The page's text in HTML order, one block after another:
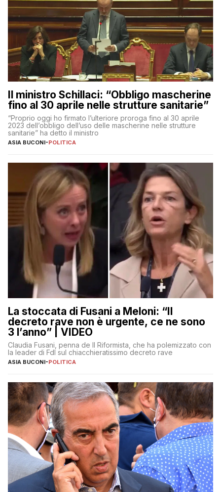
Il ministro Schillaci: “Obbligo mascherine
fino al 30 aprile nelle strutture sanitarie”
“Proprio oggi ho firmato l’ulteriore proroga fino al 30 aprile
2023 dell’obbligo dell’uso delle mascherine nelle strutture
sanitarie” ha detto il ministro
ASIA BUCONI-POLITICA
La stoccata di Fusani a Meloni: “Il
decreto rave non è urgente, ce ne sono
3 l’anno” | VIDEO
Claudia Fusani, penna de Il Riformista, che ha polemizzato con
la leader di FdI sul chiacchieratissimo decreto rave
ASIA BUCONI-POLITICA